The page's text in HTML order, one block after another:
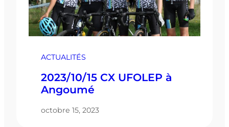
ACTUALITÉS
2023/10/15 CX UFOLEP à
Angoumé
octobre 15, 2023